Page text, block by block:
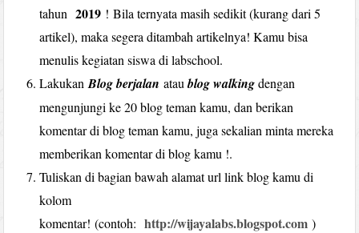
tahun2019 ! Bila ternyata masih sedikit (kurang dari 5
artikel), maka segera ditambah artikelnya! Kamu bisa
menulis kegiatan siswa di labschool.
LakukanBlog berjalan ataublog walkingdengan
mengunjungi ke 20 blog teman kamu, dan berikan
komentar di blog teman kamu, juga sekalian minta mereka
memberikan komentar di blog kamu !.
Tuliskan di bagian bawah alamat url link blog kamu di
kolom
komentar! (contoh:http://wijayalabs.blogspot.com )